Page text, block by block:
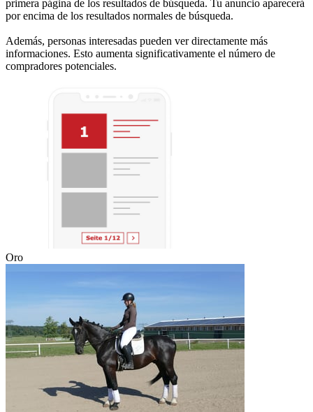
primera página de los resultados de búsqueda. Tu anuncio aparecerá
por encima de los resultados normales de búsqueda.
Además, personas interesadas pueden ver directamente más
informaciones. Esto aumenta significativamente el número de
compradores potenciales.
Oro